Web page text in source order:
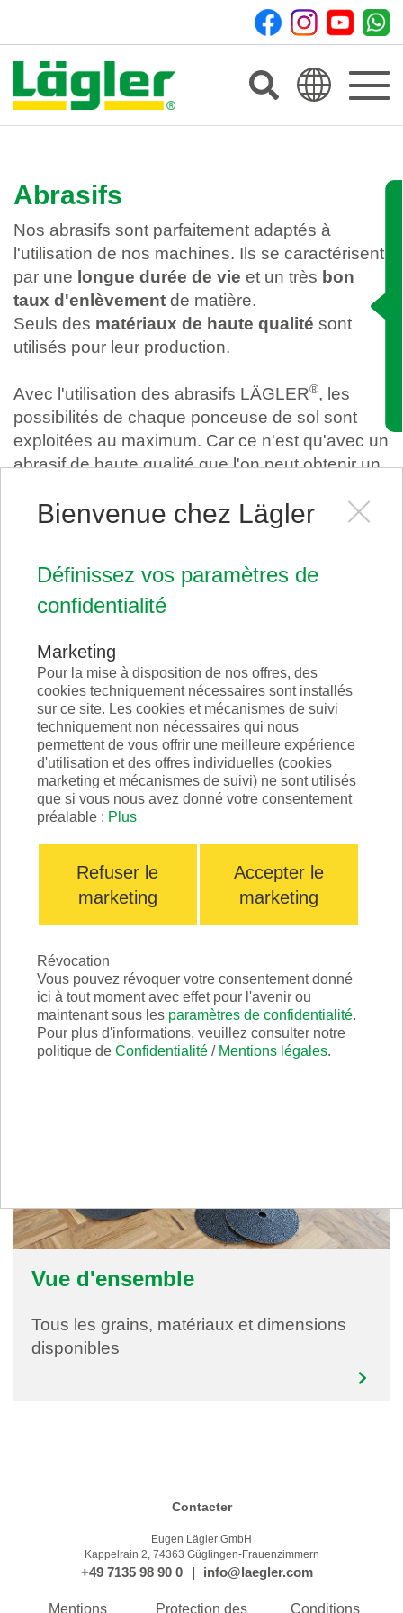
Toggle
Abrasifs
Nos abrasifs sont parfaitement adaptés à
l'utilisation de nos machines. Ils se caractérisent
par une longue durée de vie et un très bon
taux d'enlèvement de matière.
Seuls des matériaux de haute qualité sont
utilisés pour leur production.
Avec l'utilisation des abrasifs LÄGLER®, les
possibilités de chaque ponceuse de sol sont
exploitées au maximum. Car ce n'est qu'avec un
abrasif de haute qualité que l'on peut obtenir un
Nous proposons une gamme complète
fraisage pour une grande variété d'applications.
Caractéristiques et avantages
matériaux
Vue d'ensemble
Tous les grains, matériaux et dimensions
disponibles
Contacter
Eugen Lägler GmbH
Kappelrain 2, 74363 Güglingen-Frauenzimmern
+49 7135 98 90 0 info@laegler.com
Mentions Protection des Conditions
Bienvenue chez Lägler
Définissez vos paramètres de
confidentialité
Marketing
Pour la mise à disposition de nos offres, des
cookies techniquement nécessaires sont installés
sur ce site. Les cookies et mécanismes de suivi
techniquement non nécessaires qui nous
permettent de vous offrir une meilleure expérience
d'utilisation et des offres individuelles (cookies
marketing et mécanismes de suivi) ne sont utilisés
que si vous nous avez donné votre consentement
préalable : Plus
Refuser le
marketing
Accepter le
marketing
Révocation
Vous pouvez révoquer votre consentement donné
ici à tout moment avec effet pour l'avenir ou
maintenant sous les paramètres de confidentialité.
Pour plus d'informations, veuillez consulter notre
politique de Confidentialité / Mentions légales.